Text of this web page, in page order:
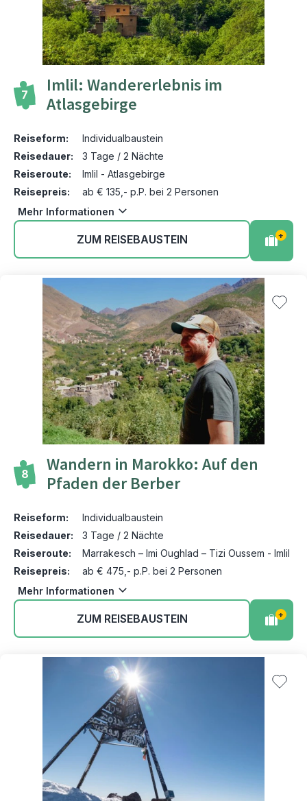
7
Imlil: Wandererlebnis im
Atlasgebirge
Reiseform:
Individualbaustein
Reisedauer:
3 Tage / 2 Nächte
Reiseroute:
Imlil - Atlasgebirge
Reisepreis:
ab € 135,- p.P. bei 2 Personen
Mehr Informationen
ZUM REISEBAUSTEIN +
8
Wandern in Marokko: Auf den
Pfaden der Berber
Reiseform:
Individualbaustein
Reisedauer:
3 Tage / 2 Nächte
Reiseroute:
Marrakesch – Imi Oughlad – Tizi Oussem - Imlil
Reisepreis:
ab € 475,- p.P. bei 2 Personen
Mehr Informationen
ZUM REISEBAUSTEIN +